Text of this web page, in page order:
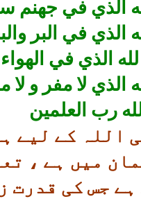
الذي في جهنم
الذي في البر
الذي في
الذي لا مفر و لا
رب العلمين
اللہ کے لیے
میں ہے ،
جس کی قدرت